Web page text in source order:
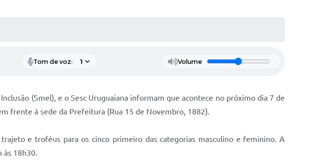
Tom de voz: Volume
(Smel), e o Sesc Uruguaiana informam que acontece no próximo dia 7 de
frente à sede da Prefeitura (Rua 15 de Novembro, 1882).
e troféus para os cinco primeiro das categorias masculino e feminino. A
às 18h30.